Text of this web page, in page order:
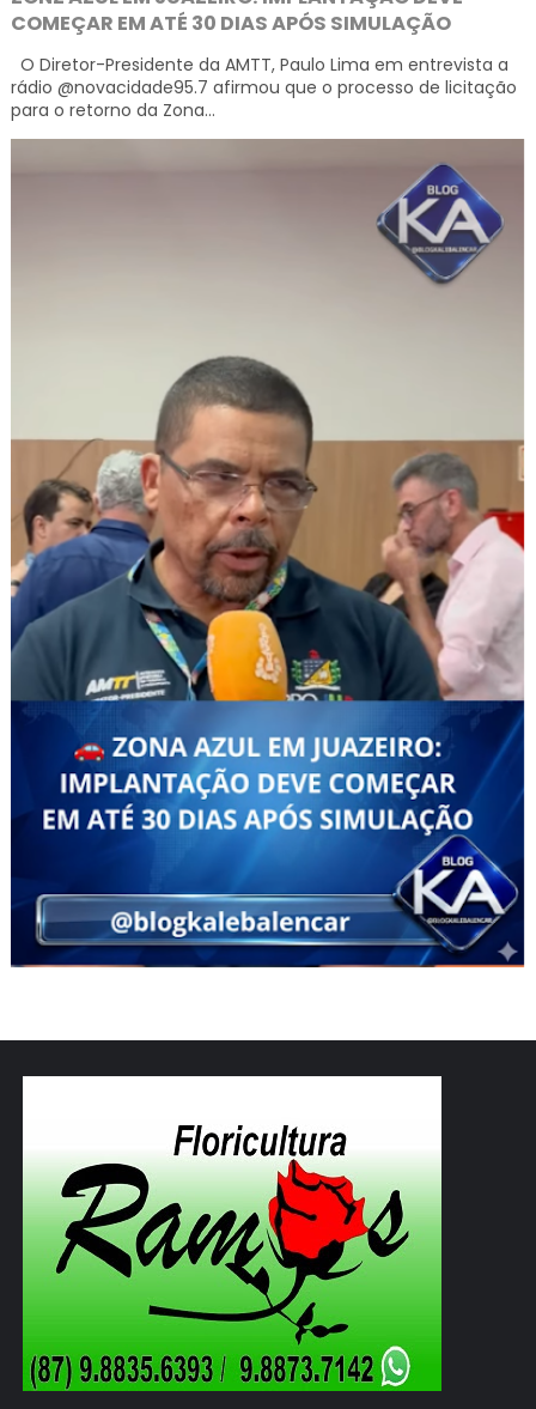
COMEÇAR EM ATÉ 30 DIAS APÓS SIMULAÇÃO
O Diretor-Presidente da AMTT, Paulo Lima em entrevista a
rádio @novacidade95.7 afirmou que o processo de licitação
para o retorno da Zona...